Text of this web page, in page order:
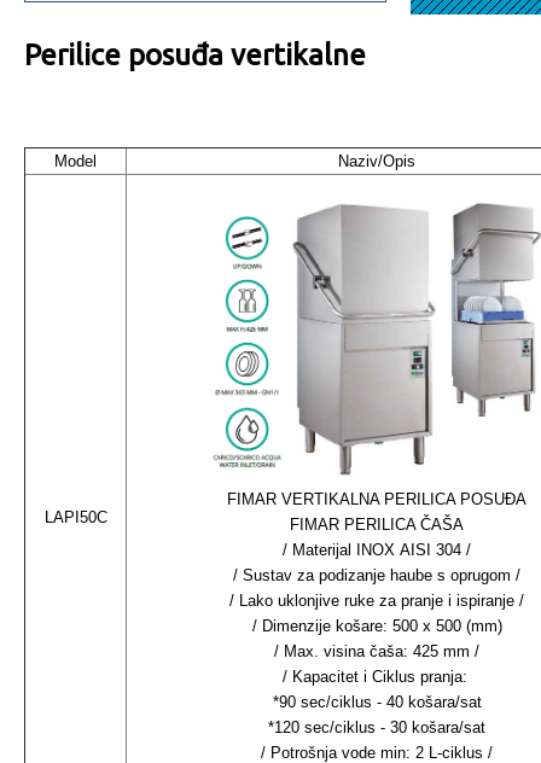
Perilice posuđa vertikalne
Model Naziv/Opis
LAPI50C
FIMAR VERTIKALNA PERILICA POSUĐA
FIMAR PERILICA ČAŠA
/ Materijal INOX AISI 304 /
/ Sustav za podizanje haube s oprugom /
/ Lako uklonjive ruke za pranje i ispiranje /
/ Dimenzije košare: 500 x 500 (mm)
/ Max. visina čaša: 425 mm /
/ Kapacitet i Ciklus pranja:
*90 sec/ciklus - 40 košara/sat
*120 sec/ciklus - 30 košara/sat
/ Potrošnja vode min: 2 L-ciklus /